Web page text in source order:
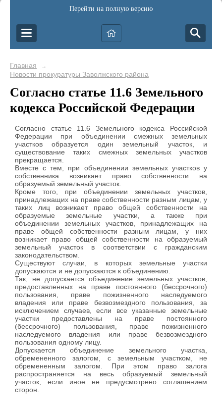
Перейти на полную версию
Главная →
Новости прокуратуры Заволжского района
Согласно статье 11.6 Земельного
кодекса Российской Федерации
Согласно статье 11.6 Земельного кодекса Российской
Федерации при объединении смежных земельных
участков образуется один земельный участок, и
существование таких смежных земельных участков
прекращается.
Вместе с тем, при объединении земельных участков у
собственника возникает право собственности на
образуемый земельный участок.
Кроме того, при объединении земельных участков,
принадлежащих на праве собственности разным лицам, у
таких лиц возникает право общей собственности на
образуемые земельные участки, а также при
объединении земельных участков, принадлежащих на
праве общей собственности разным лицам, у них
возникает право общей собственности на образуемый
земельный участок в соответствии с гражданским
законодательством.
Существуют случаи, в которых земельные участки
допускаются и не допускаются к объединению.
Так, не допускается объединение земельных участков,
предоставленных на праве постоянного (бессрочного)
пользования, праве пожизненного наследуемого
владения или праве безвозмездного пользования, за
исключением случаев, если все указанные земельные
участки предоставлены на праве постоянного
(бессрочного) пользования, праве пожизненного
наследуемого владения или праве безвозмездного
пользования одному лицу.
Допускается объединение земельного участка,
обремененного залогом, с земельным участком, не
обремененным залогом. При этом право залога
распространяется на весь образуемый земельный
участок, если иное не предусмотрено соглашением
сторон.